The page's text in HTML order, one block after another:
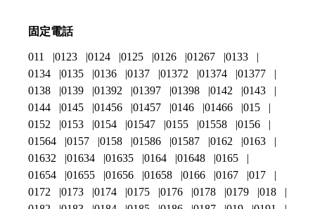
固定電話
011 0123 0124 0125 0126 01267
0133
0134
0135 0136 0137 01372 01374
01377
0138
0139 01392 01397 01398 0142
0143
0144
0145 01456 01457 0146 01466
015
0152
0153 0154 01547 0155 01558
0156
01564
0157 0158 01586 01587 0162
0163
01632
01634 01635 0164 01648
0165
01654
01655 01656 01658 0166 0167
017
0172
0173 0174 0175 0176 0178 0179
018